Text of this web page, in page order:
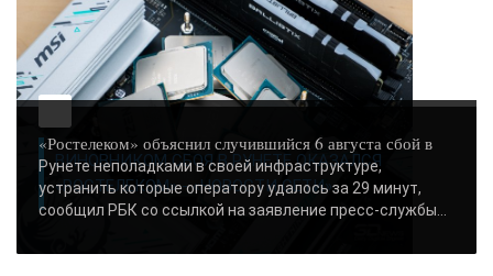
ВИНОВНИКОМ СБОЯ В РУНЕТЕ ОКАЗАЛСЯ
«РОСТЕЛЕКОМ» - «НОВОСТИ СЕТИ»..
«Ростелеком» объяснил случившийся 6 августа сбой в
Рунете неполадками в своей инфраструктуре,
устранить которые оператору удалось за 29 минут,
сообщил РБК со ссылкой на заявление пресс-службы...